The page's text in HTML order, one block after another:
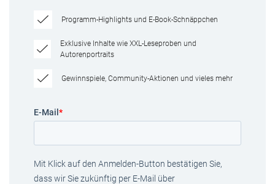
Programm-Highlights und E-Book-Schnäppchen
Exklusive Inhalte wie XXL-Leseproben und
Autorenportraits
Gewinnspiele, Community-Aktionen und vieles mehr
E-Mail *
Mit Klick auf den Anmelden-Button bestätigen Sie,
dass wir Sie zukünftig per E-Mail über